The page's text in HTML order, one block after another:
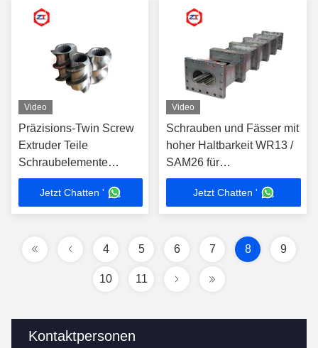
Kontaktpersonen
Video
Präzisions-Twin Screw
Extruder Teile
Schraubelemente
Segmente
WR13/SAM26
Hochleistung
Jetzt Chatten '
Video
Schrauben und Fässer mit
hoher Haltbarkeit WR13 /
SAM26 für
Zwillingschraubenextruder
Jetzt Chatten '
4 5 6 7 8 9
10 11